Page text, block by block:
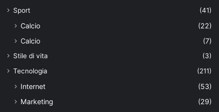
Sport
(41)
Calcio
(22)
Calcio
(7)
Stile di vita
(3)
Tecnologia
(211)
Internet
(53)
Marketing
(29)